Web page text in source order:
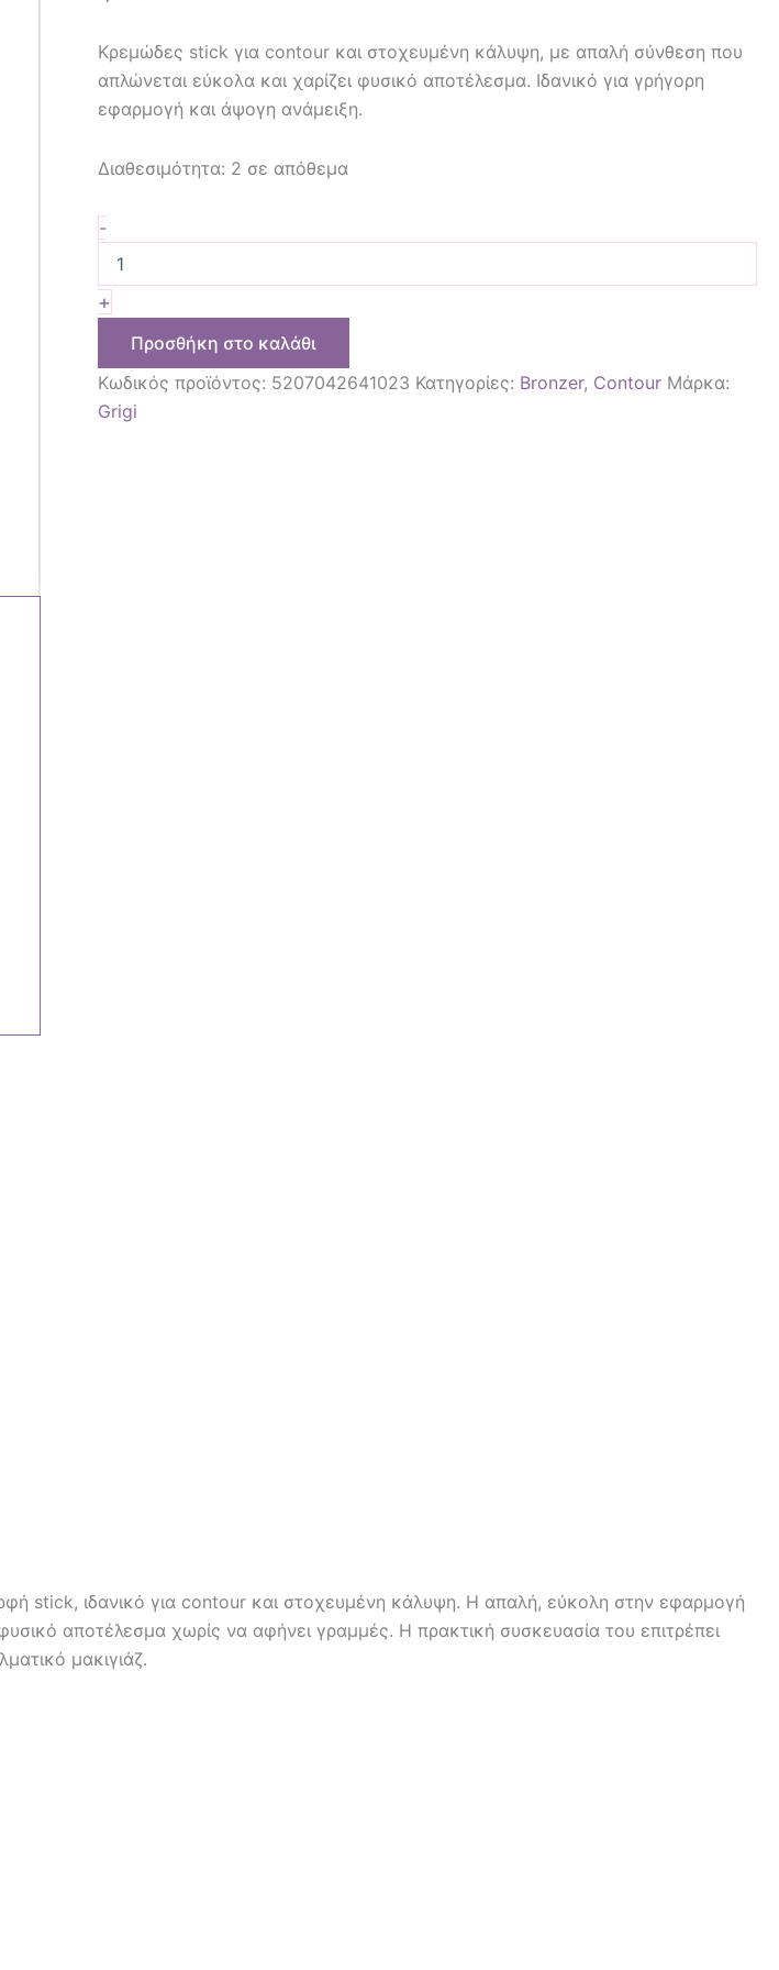
Κρεμώδες stick για contour και στοχευμένη κάλυψη, με απαλή σύνθεση που
απλώνεται εύκολα και χαρίζει φυσικό αποτέλεσμα. Ιδανικό για γρήγορη
εφαρμογή και άψογη ανάμειξη.
Διαθεσιμότητα: 2 σε απόθεμα
-
+
Προσθήκη στο καλάθι
Κωδικός προϊόντος: 5207042641023 Κατηγορίες: Bronzer, Contour Μάρκα:
Grigi
stick, ιδανικό για contour και στοχευμένη κάλυψη. Η απαλή, εύκολη στην εφαρμογή
αποτέλεσμα χωρίς να αφήνει γραμμές. Η πρακτική συσκευασία του επιτρέπει
μακιγιάζ.